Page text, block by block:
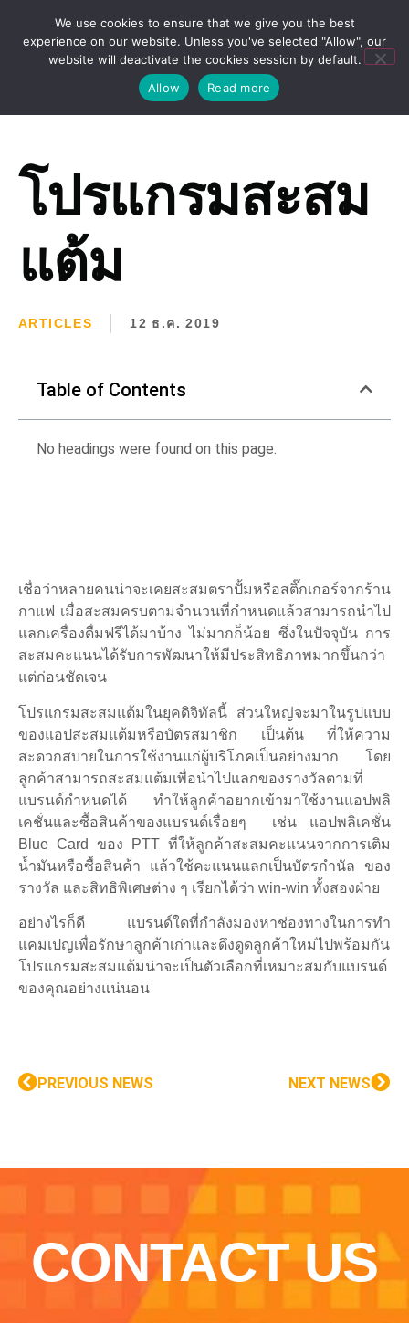
โปรแกรมสะสม
แต้ม
ARTICLES 12 ธ.ค. 2019
Table of Contents
No headings were found on this page.
เชื่อว่าหลายคนน่าจะเคยสะสมตราปั้มหรือสติ๊กเกอร์จากร้าน
กาแฟ เมื่อสะสมครบตามจำนวนที่กำหนดแล้วสามารถนำไป
แลกเครื่องดื่มฟรีได้มาบ้าง ไม่มากก็น้อย ซึ่งในปัจจุบัน การ
สะสมคะแนนได้รับการพัฒนาให้มีประสิทธิภาพมากขึ้นกว่า
แต่ก่อนชัดเจน
โปรแกรมสะสมแต้มในยุคดิจิทัลนี้ ส่วนใหญ่จะมาในรูปแบบ
ของแอปสะสมแต้มหรือบัตรสมาชิก เป็นต้น ที่ให้ความ
สะดวกสบายในการใช้งานแก่ผู้บริโภคเป็นอย่างมาก โดย
ลูกค้าสามารถสะสมแต้มเพื่อนำไปแลกของรางวัลตามที่
แบรนด์กำหนดได้ ทำให้ลูกค้าอยากเข้ามาใช้งานแอปพลิ
เคชั่นและซื้อสินค้าของแบรนด์เรื่อยๆ เช่น แอปพลิเคชั่น
Blue Card ของ PTT ที่ให้ลูกค้าสะสมคะแนนจากการเติม
น้ำมันหรือซื้อสินค้า แล้วใช้คะแนนแลกเป็นบัตรกำนัล ของ
รางวัล และสิทธิพิเศษต่าง ๆ เรียกได้ว่า win-win ทั้งสองฝ่าย
อย่างไรก็ดี แบรนด์ใดที่กำลังมองหาช่องทางในการทำ
แคมเปญเพื่อรักษาลูกค้าเก่าและดึงดูดลูกค้าใหม่ไปพร้อมกัน
โปรแกรมสะสมแต้มน่าจะเป็นตัวเลือกที่เหมาะสมกับแบรนด์
ของคุณอย่างแน่นอน
PREVIOUS NEWS NEXT NEWS
CONTACT US
We use cookies to ensure that we give you the best
experience on our website. Unless you've selected "Allow", our
website will deactivate the cookies session by default.
Allow
Read more